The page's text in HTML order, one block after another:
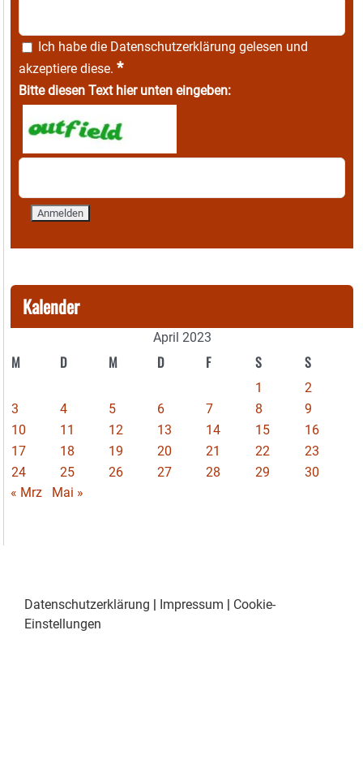
Ich habe die Datenschutzerklärung gelesen und
akzeptiere diese. *
Bitte diesen Text hier unten eingeben:
Kalender
April 2023
M D M D F S S
1
2
3
4 5 6 7 8
9
10
11 12 13 14 15
16
17
18 19 20 21 22
23
24
25 26 27 28 29
30
« Mrz
Mai »
Datenschutzerklärung | Impressum | Cookie-
Einstellungen